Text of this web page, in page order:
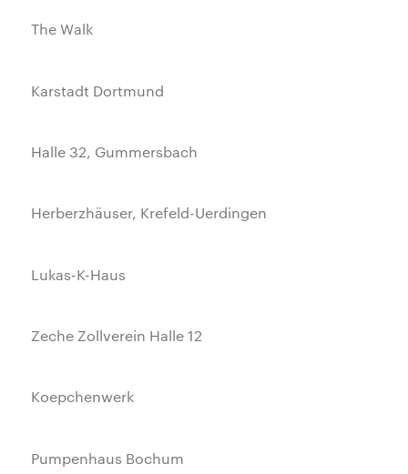
The Walk
Karstadt Dortmund
Halle 32, Gummersbach
Herberzhäuser, Krefeld-Uerdingen
Lukas-K-Haus
Zeche Zollverein Halle 12
Koepchenwerk
Pumpenhaus Bochum